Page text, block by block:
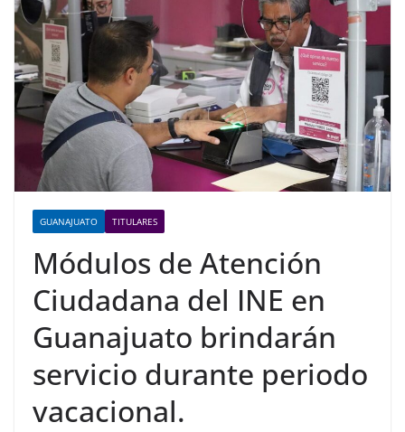
GUANAJUATO TITULARES
Módulos de Atención
Ciudadana del INE en
Guanajuato brindarán
servicio durante periodo
vacacional.